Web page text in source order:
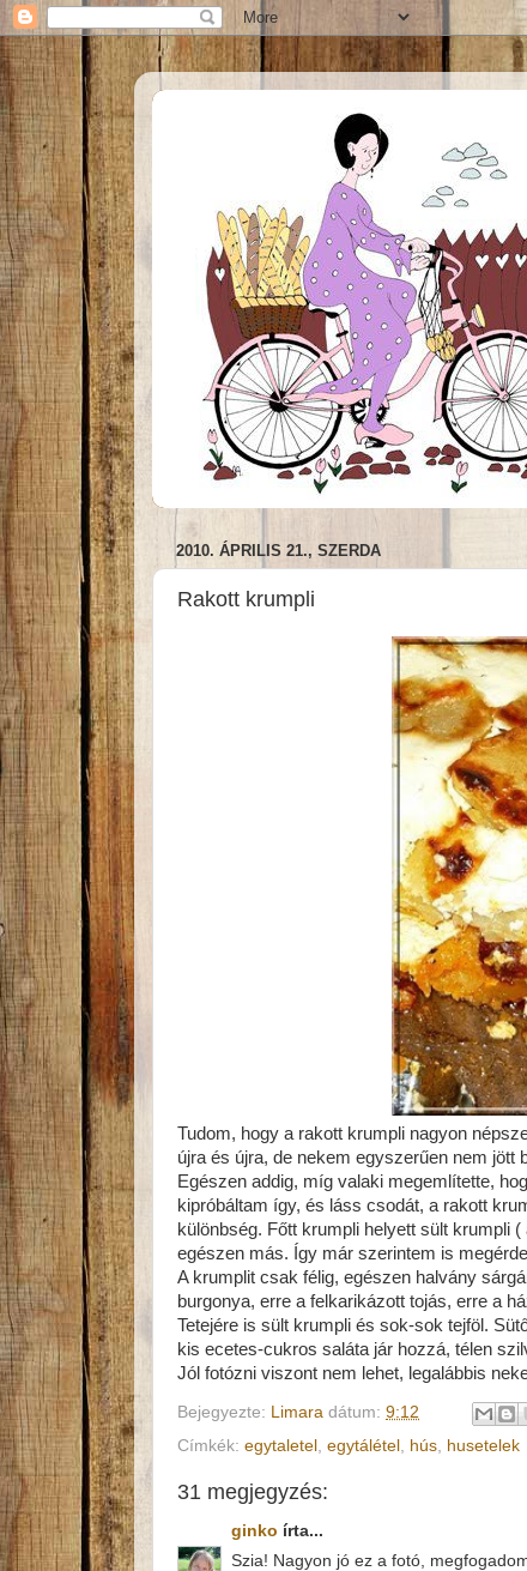
2010. ÁPRILIS 21., SZERDA
Rakott krumpli
Tudom, hogy a rakott krumpli nagyon
újra és újra, de nekem egyszerűen nem jött
Egészen addig, míg valaki megemlítette,
kipróbáltam így, és láss csodát, a rakott
különbség. Főtt krumpli helyett sült krumpli
egészen más. Így már szerintem is
A krumplit csak félig, egészen halvány
burgonya, erre a felkarikázott tojás, erre a
Tetejére is sült krumpli és sok-sok tejföl.
kis ecetes-cukros saláta jár hozzá, télen
Jól fotózni viszont nem lehet, legalábbis
Bejegyezte: Limara dátum: 9:12
Címkék: egytaletel egytálétel hús husetelek
31 megjegyzés:
ginko írta...
Szia! Nagyon jó ez a fotó,